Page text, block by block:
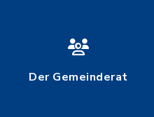
Der Gemeinderat